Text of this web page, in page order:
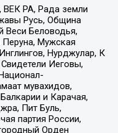
ВЕК РА, Рада земли
Русь, Община
Веси Беловодья,
Мужская
Нурджулар, К
Иеговы,
мувахидов,
и Карачая,
Пит Буль,
партия России,
Орден